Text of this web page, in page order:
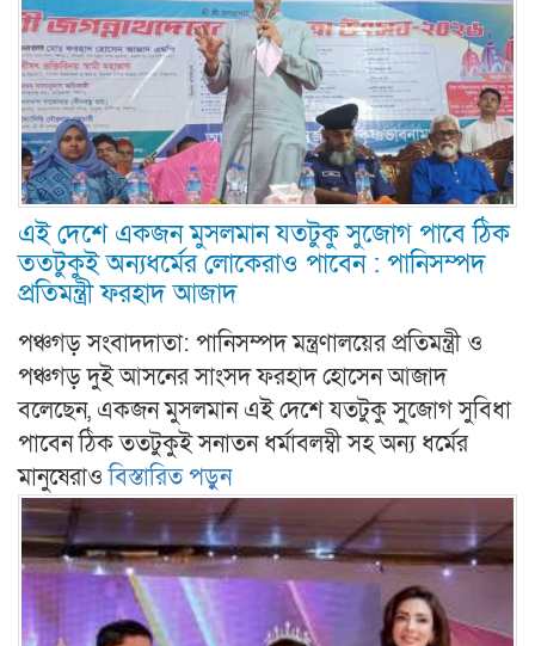
এই দেশে একজন মুসলমান যতটুকু সুজোগ পাবে ঠিক
ততটুকুই অন্যধর্মের লোকেরাও পাবেন : পানিসম্পদ
প্রতিমন্ত্রী ফরহাদ আজাদ
পঞ্চগড় সংবাদদাতা: পানিসম্পদ মন্ত্রণালয়ের প্রতিমন্ত্রী ও
পঞ্চগড় দুই আসনের সাংসদ ফরহাদ হোসেন আজাদ
বলেছেন, একজন মুসলমান এই দেশে যতটুকু সুজোগ সুবিধা
পাবেন ঠিক ততটুকুই সনাতন ধর্মাবলম্বী সহ অন্য ধর্মের
মানুষেরাওবিস্তারিত পড়ুন